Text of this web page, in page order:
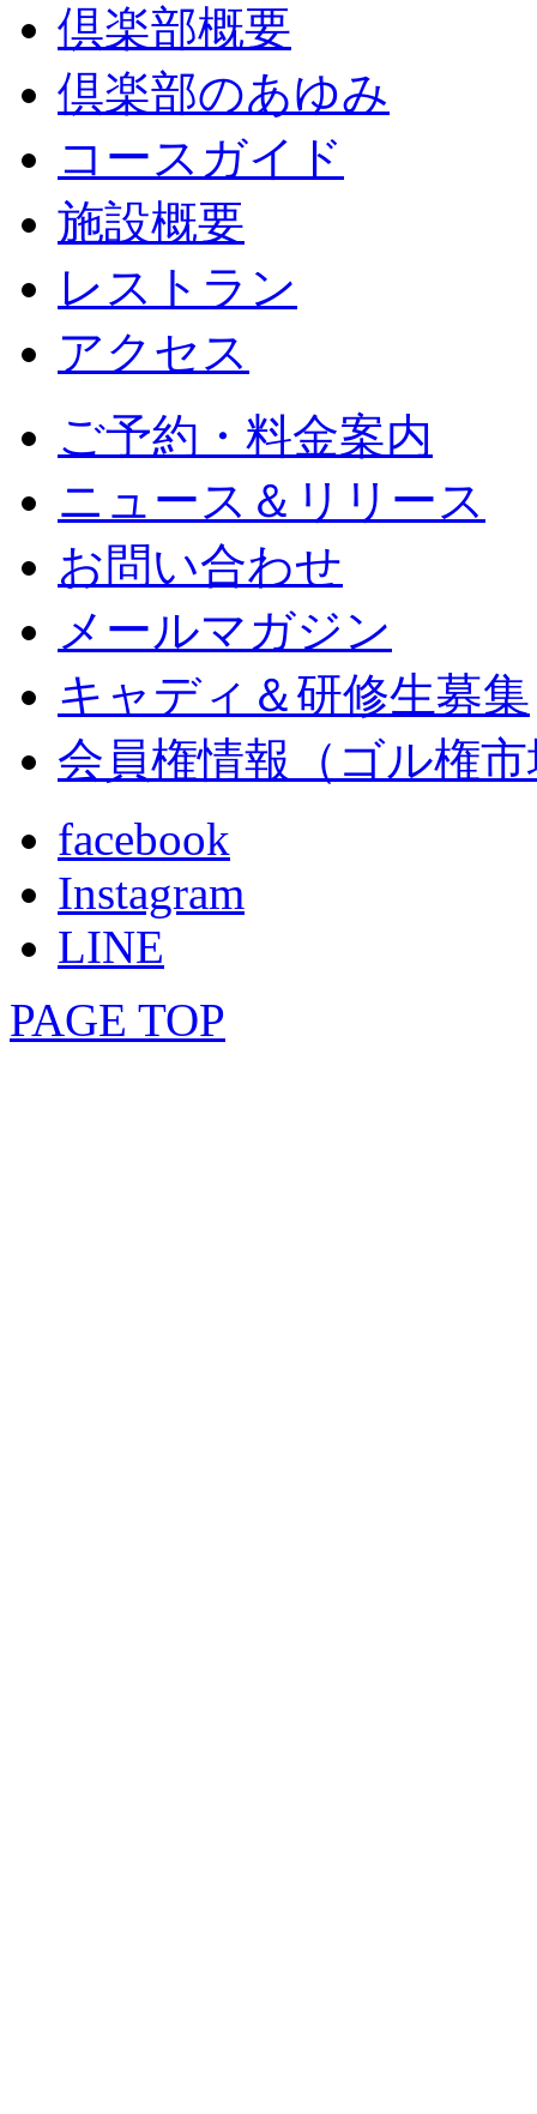
倶楽部概要
倶楽部のあゆみ
コースガイド
施設概要
レストラン
アクセス
ご予約・料金案内
ニュース＆リリース
お問い合わせ
メールマガジン
キャディ＆研修生募集
会員権情報（ゴル権
facebook
Instagram
LINE
PAGE TOP